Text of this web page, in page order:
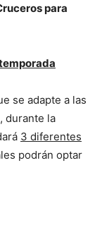
para
se adapte a las
durante la
3 diferentes
podrán optar